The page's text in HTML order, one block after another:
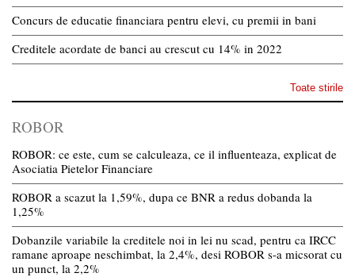
Concurs de educatie financiara pentru elevi, cu premii in bani
Creditele acordate de banci au crescut cu 14% in 2022
Toate stirile
ROBOR
ROBOR: ce este, cum se calculeaza, ce il influenteaza, explicat de
Asociatia Pietelor Financiare
ROBOR a scazut la 1,59%, dupa ce BNR a redus dobanda la
1,25%
Dobanzile variabile la creditele noi in lei nu scad, pentru ca IRCC
ramane aproape neschimbat, la 2,4%, desi ROBOR s-a micsorat cu
un punct, la 2,2%